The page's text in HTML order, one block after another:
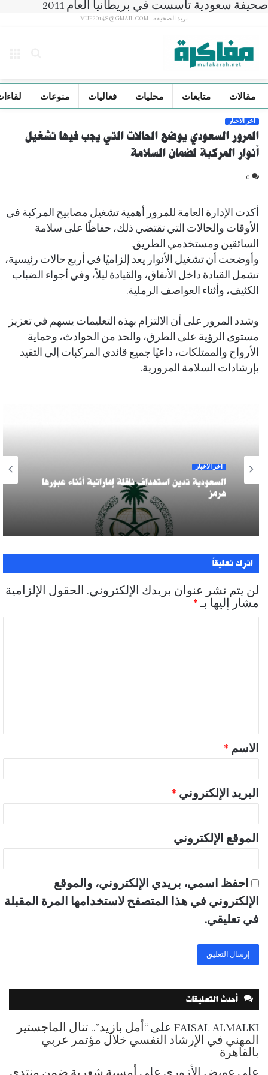
صحيفة سعودية تأسست في بريطانيا العام 2011
بريد الصحيفة - MUF2014S@GMAIL.COM
مقالات متابعات محليات فعاليات منوعات
آخر الأخبار
المرور السعودي يوضح الحالات التي يجب فيها تشغيل
أنوار المركبة لضمان السلامة
0
أكدت الإدارة العامة للمرور أهمية تشغيل مصابيح المركبة في
الأوقات والحالات التي تقتضي ذلك، حفاظًا على سلامة
السائقين ومستخدمي الطريق.
وأوضحت أن تشغيل الأنوار يعد إلزاميًا في أربع حالات رئيسية،
تشمل القيادة داخل الأنفاق، والقيادة ليلاً، وفي أجواء الضباب
الكثيف، وأثناء العواصف الرملية.
وشدد المرور على أن الالتزام بهذه التعليمات يسهم في تعزيز
مستوى الرؤية على الطرق، والحد من الحوادث، وحماية
الأرواح والممتلكات، داعيًا جميع قائدي المركبات إلى التقيد
بإرشادات السلامة المرورية.
آخر الأخبار
السعودية تدين استهداف ناقلة إماراتية أثناء عبورها
هرمز
اترك تعليقاً
لن يتم نشر عنوان بريدك الإلكتروني. الحقول الإلزامية
مشار إليها بـ*
ق
*
الاسم *
البريد الإلكتروني *
الموقع الإلكتروني
احفظ اسمي، بريدي الإلكتروني، والموقع
الإلكتروني في هذا المتصفح لاستخدامها المرة المقبلة
في تعليقي.
أحدث التعليقات
FAISAL ALMALKI على “أمل بازيد”.. تنال الماجستير
المهني في الإرشاد النفسي خلال مؤتمر عربي
بالقاهرة